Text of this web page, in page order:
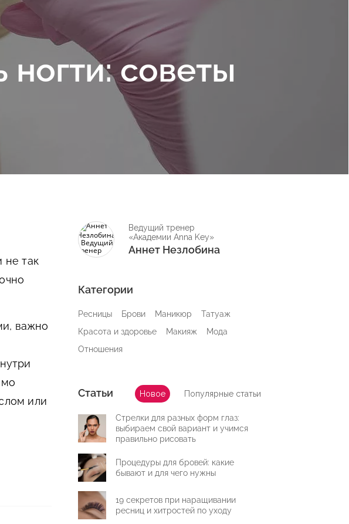
советы
не так
важно
или
Ведущий тренер
«Академии Anna Key»
Аннет Незлобина
Категории
Ресницы Брови Маникюр
Татуаж
Красота и здоровье
Макияж
Мода
Отношения
Статьи Новое Популярные статьи
Стрелки для разных форм глаз:
выбираем свой вариант и учимся
правильно рисовать
Процедуры для бровей: какие
бывают и для чего нужны
19 секретов при наращивании
ресниц и хитростей по уходу